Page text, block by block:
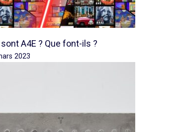
sont A4E ? Que font-ils ?
2023